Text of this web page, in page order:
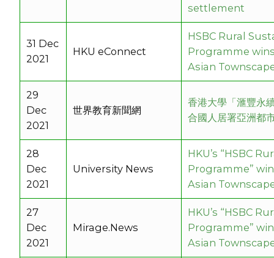
settlement
31 Dec
2021
HKU eConnect
HSBC Rural
Programme
Asian
29
Dec
2021
世界教育新聞網
香港大學「滙豐永
合國人居署亞洲都
28
Dec
2021
University News
HKU’s “HSBC
Programme”
Asian
27
Dec
2021
Mirage.News
HKU’s “HSBC
Programme”
Asian